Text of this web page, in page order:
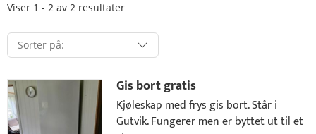
Viser 1 - 2 av 2 resultater
Gis bort gratis
Kjøleskap med frys gis bort. Står i
Gutvik. Fungerer men er byttet ut til et